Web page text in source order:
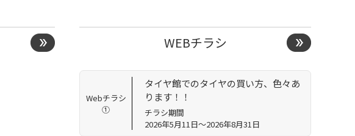
WEBチラシ
Webチラシ
①
タイヤ館でのタイヤの買い方、色々あ
ります！！
チラシ期間
2026年5月11日～2026年8月31日